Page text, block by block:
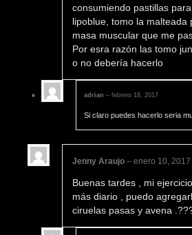
consumiendo pastillas
lipoblue, tomo la malteada
masa muscular que me
Por esra razón las tomo
o no debería hacerlo
adrian – febrero 18, 2017
Si claro puedes hacerlo seria
Jenny Araujo – enero 10, 2017
Buenas tardes , mi
más diario , puedo
ciruelas pasas y avena